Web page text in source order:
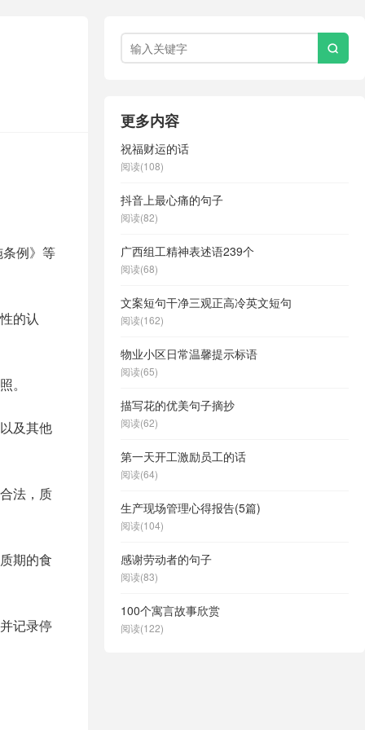
例》等
的认
。
及其他
法，质
期的食
记录停

更多内容
祝福财运的话
阅读(108)
抖音上最心痛的句子
阅读(82)
广西组工精神表述语239个
阅读(68)
文案短句干净三观正高冷英文短句
阅读(162)
物业小区日常温馨提示标语
阅读(65)
描写花的优美句子摘抄
阅读(62)
第一天开工激励员工的话
阅读(64)
生产现场管理心得报告(5篇)
阅读(104)
感谢劳动者的句子
阅读(83)
100个寓言故事欣赏
阅读(122)